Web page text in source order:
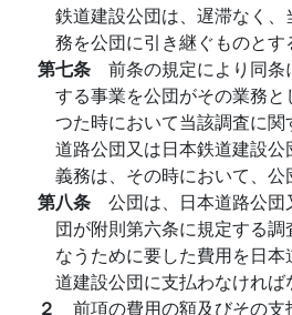
鉄道建設公団は、遅滞なく
務を公団に引き継ぐものとす
第七条 前条の規定により同
する事業を公団がその業務
つた時において当該調査に
道路公団又は日本鉄道建設
義務は、その時において、公
第八条 公団は、日本道路公
団が附則第六条に規定する
なうために要した費用を日
道建設公団に支払わなければ
２ 前項の費用の額及びその支